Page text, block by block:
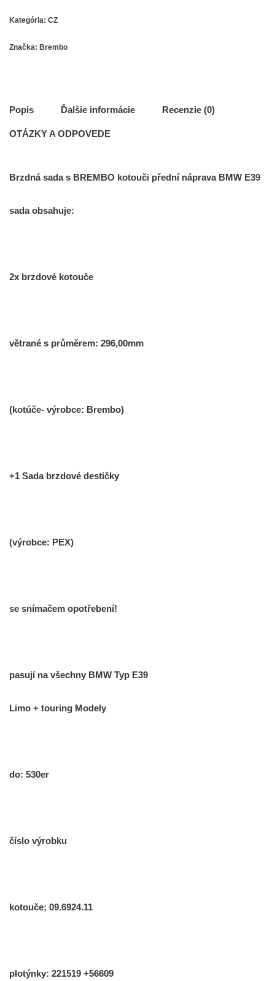
Kategória: CZ
Značka: Brembo
Popis Ďalšie informácie Recenzie (0)
OTÁZKY A ODPOVEDE
Brzdná sada s BREMBO kotouči přední náprava BMW E39
sada obsahuje:
2x brzdové kotouče
větrané s průměrem: 296,00mm
(kotúče- výrobce: Brembo)
+1 Sada brzdové destičky
(výrobce: PEX)
se snímačem opotřebení!
pasují na všechny BMW Typ E39
Limo + touring Modely
do: 530er
číslo výrobku
kotouče; 09.6924.11
plotýnky: 221519 +56609